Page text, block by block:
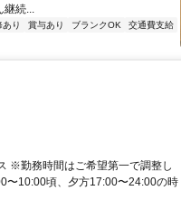
継続...
あり 賞与あり ブランクOK
交通費支給
※勤務時間はご希望第一で調整し
〜10:00頃、夕方17:00〜24:00の時